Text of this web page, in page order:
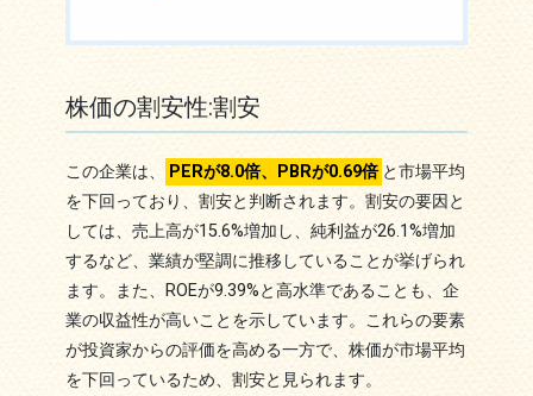
株価の割安性:割安
この企業は、 PERが8.0倍、PBRが0.69倍 と市場平均
を下回っており、割安と判断されます。割安の要因と
しては、売上高が15.6%増加し、純利益が26.1%増加
するなど、業績が堅調に推移していることが挙げられ
ます。また、ROEが9.39%と高水準であることも、企
業の収益性が高いことを示しています。これらの要素
が投資家からの評価を高める一方で、株価が市場平均
を下回っているため、割安と見られます。